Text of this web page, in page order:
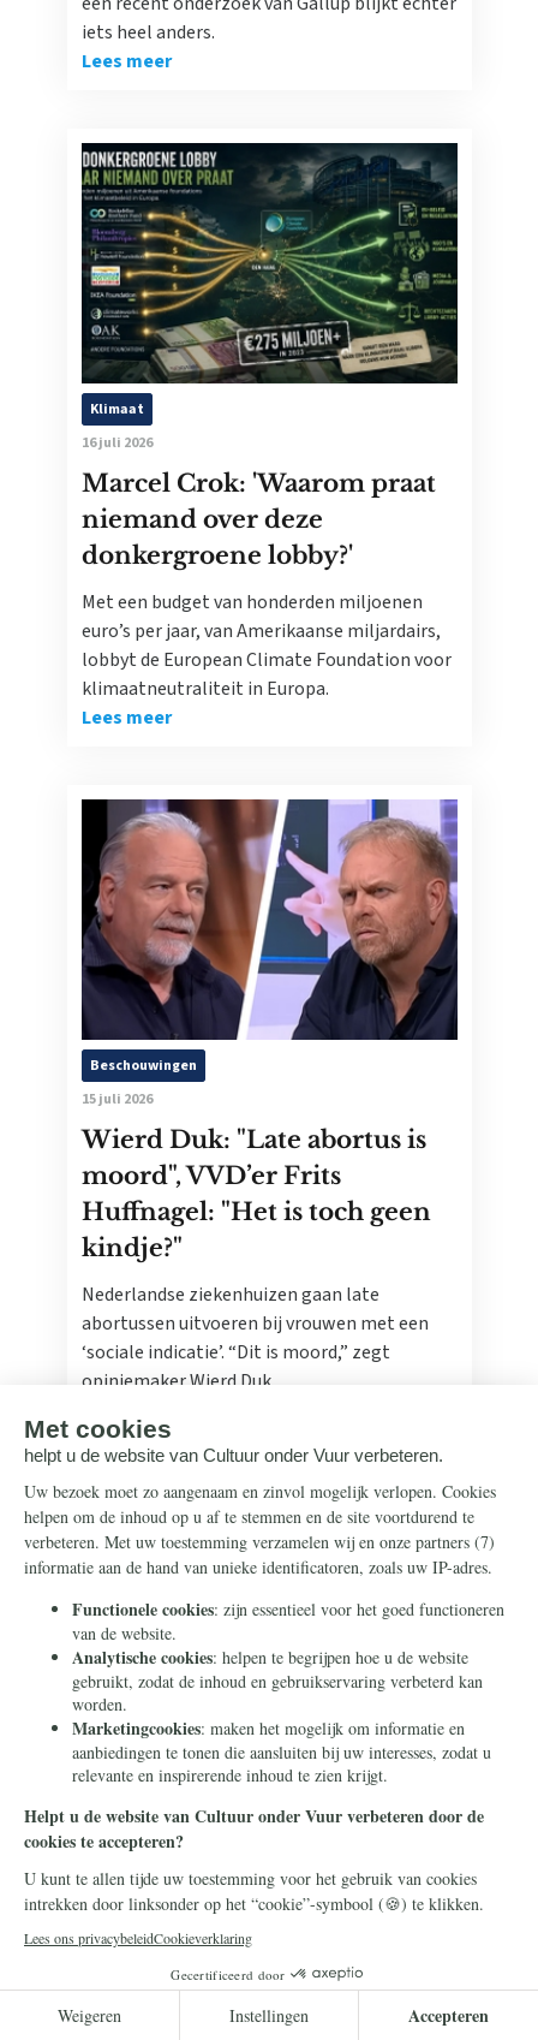
iets heel anders.
Lees meer
Klimaat
16 juli 2026
Marcel Crok: 'Waarom praat
niemand over deze
donkergroene lobby?'
Met een budget van honderden miljoenen
euro’s per jaar, van Amerikaanse miljardairs,
lobbyt de European Climate Foundation voor
klimaatneutraliteit in Europa.
Lees meer
Beschouwingen
15 juli 2026
Wierd Duk: "Late abortus is
moord", VVD’er Frits
Huffnagel: "Het is toch geen
kindje?"
Nederlandse ziekenhuizen gaan late
abortussen uitvoeren bij vrouwen met een
‘sociale indicatie’. “Dit is moord,” zegt
opiniemaker Wierd Duk.
Frans Timmermans
Frans Timmermans krijgt
geheel onverdiend een
eretitel als minister van Staat
Frans Timmermans is benoemd tot minister
van Staat. Waar heeft hij dit buitengewone
eerbetoon aan te danken?